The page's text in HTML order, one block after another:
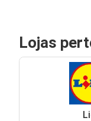
Lojas